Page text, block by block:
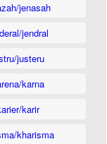
jenasah
jendral
justeru
karna
karir
kharisma